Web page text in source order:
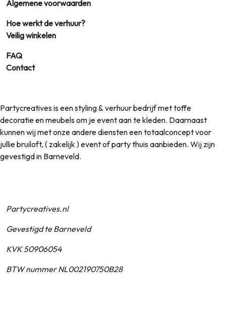
Algemene voorwaarden
Hoe werkt de verhuur?
Veilig winkelen
FAQ
Contact
Partycreatives is een styling & verhuur bedrijf met toffe
decoratie en meubels om je event aan te kleden. Daarnaast
kunnen wij met onze andere diensten een totaalconcept voor
jullie bruiloft, ( zakelijk ) event of party thuis aanbieden. Wij zijn
gevestigd in Barneveld.
Partycreatives.nl
Gevestigd te Barneveld
KVK 50906054
BTW nummer NL002190750B28